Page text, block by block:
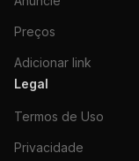
Preços
Adicionar link
Legal
Termos de Uso
Privacidade